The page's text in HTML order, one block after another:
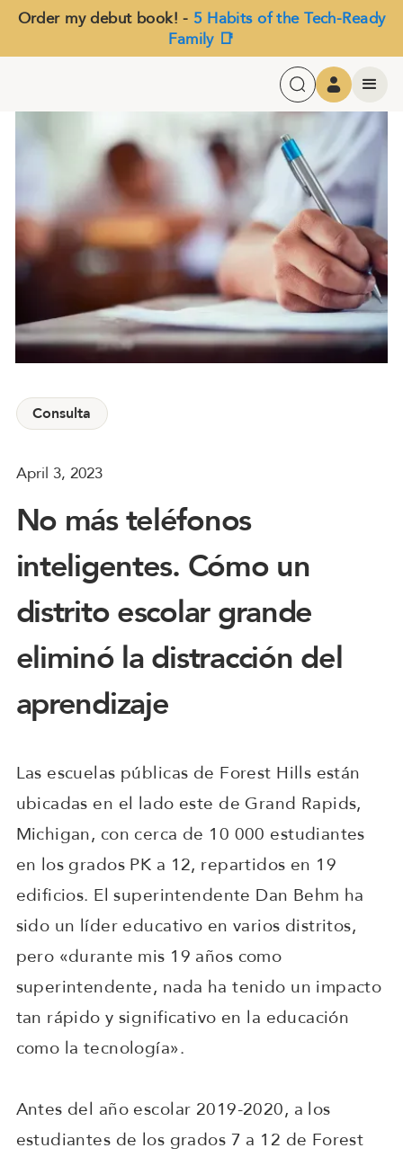
Order my debut book! - 5 Habits of the Tech-Ready
Family 📑
Consulta
April 3, 2023
No más teléfonos
inteligentes. Cómo un
distrito escolar grande
eliminó la distracción del
aprendizaje
Las escuelas públicas de Forest Hills están
ubicadas en el lado este de Grand Rapids,
Michigan, con cerca de 10 000 estudiantes
en los grados PK a 12, repartidos en 19
edificios. El superintendente Dan Behm ha
sido un líder educativo en varios distritos,
pero «durante mis 19 años como
superintendente, nada ha tenido un impacto
tan rápido y significativo en la educación
como la tecnología».
Antes del año escolar 2019-2020, a los
estudiantes de los grados 7 a 12 de Forest